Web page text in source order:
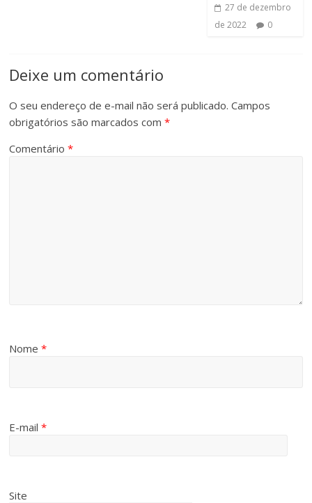
27 de dezembro
de 2022
0
Deixe um comentário
O seu endereço de e-mail não será publicado. Campos
obrigatórios são marcados com*
Comentário*
Nome*
E-mail*
Site